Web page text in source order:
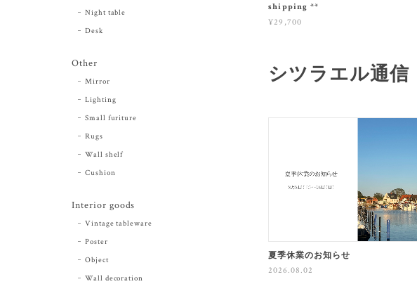
shipping **
¥29,700
シツラエル通
夏季休業のお知らせ
2026.08.02
Night table
Desk
Other
Mirror
Lighting
Small furiture
Rugs
Wall shelf
Cushion
Interior goods
Vintage tableware
Poster
Object
Wall decoration